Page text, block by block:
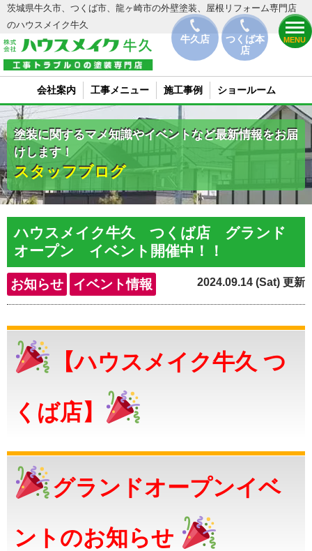
牛久店
つくば本
店
MENU
茨城県牛久市、つくば市、龍ヶ崎市の外壁塗装、屋根リフォーム専門店
のハウスメイク牛久
会社案内 工事メニュー 施工事例 ショールーム
塗装に関するマメ知識やイベントなど最新情報をお届
けします！
スタッフブログ
ハウスメイク牛久 つくば店 グランド
オープン イベント開催中！！
お知らせ イベント情報 2024.09.14 (Sat) 更新
【ハウスメイク牛久 つ
くば店】
グランドオープンイベ
ントのお知らせ